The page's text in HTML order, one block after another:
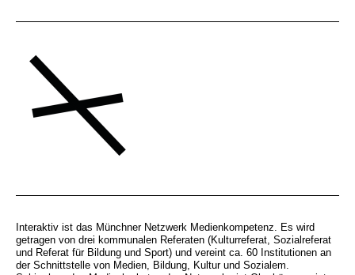
Interaktiv ist das Münchner Netzwerk Medienkompetenz. Es wird
getragen von drei kommunalen Referaten (Kulturreferat, Sozialreferat
und Referat für Bildung und Sport) und vereint ca. 60 Institutionen an
der Schnittstelle von Medien, Bildung, Kultur und Sozialem.